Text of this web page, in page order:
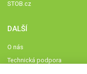
STOB.cz
DALŠÍ
O nás
Technická podpora